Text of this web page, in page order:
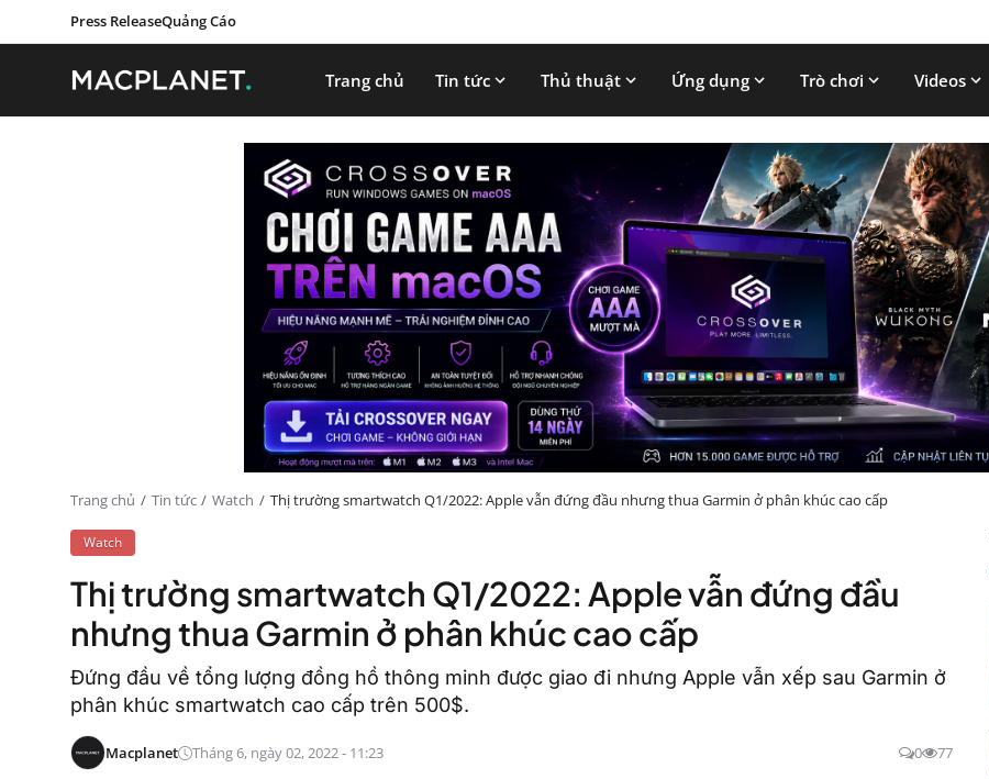
Press ReleaseQuảng Cáo
Trang chủ Tin tức Thủ thuật Ứng dụng Trò chơi Videos
Trang chủ Tin tức Watch Thị trường smartwatch Q1/2022: Apple vẫn đứng đầu nhưng thua Garmin ở phân khúc cao cấp
Watch
Thị trường smartwatch Q1/2022: Apple vẫn đứng đầu
nhưng thua Garmin ở phân khúc cao cấp
Đứng đầu về tổng lượng đồng hồ thông minh được giao đi nhưng Apple vẫn xếp sau Garmin ở
phân khúc smartwatch cao cấp trên 500$.
Macplanet Tháng 6, ngày 02, 2022 - 11:23 0 77